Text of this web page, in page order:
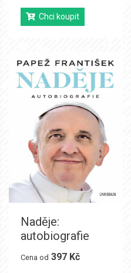
Chci koupit
Naděje:
autobiografie
Cena od 397 Kč